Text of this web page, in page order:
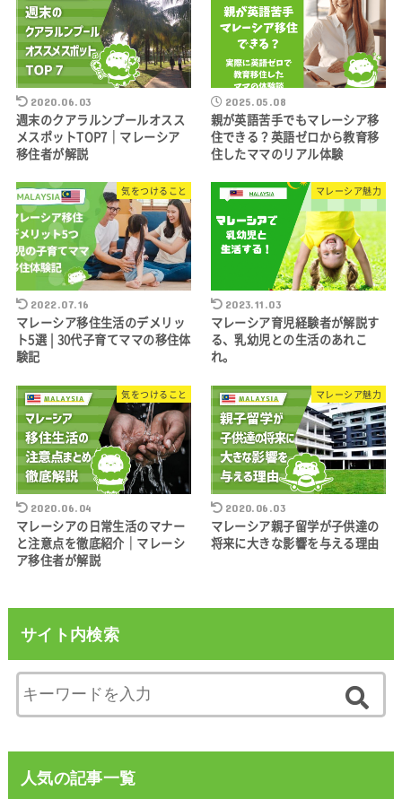
2020.06.03
週末のクアラルンプールオスス
メスポットTOP7｜マレーシア
移住者が解説
2025.05.08
親が英語苦手でもマレーシア移
住できる？英語ゼロから教育移
住したママのリアル体験
気をつけること
2022.07.16
マレーシア移住生活のデメリッ
ト5選 | 30代子育てママの移住体
験記
マレーシア魅力
2023.11.03
マレーシア育児経験者が解説す
る、乳幼児との生活のあれこ
れ。
気をつけること
2020.06.04
マレーシアの日常生活のマナー
と注意点を徹底紹介｜マレーシ
ア移住者が解説
マレーシア魅力
2020.06.03
マレーシア親子留学が子供達の
将来に大きな影響を与える理由
サイト内検索
人気の記事一覧